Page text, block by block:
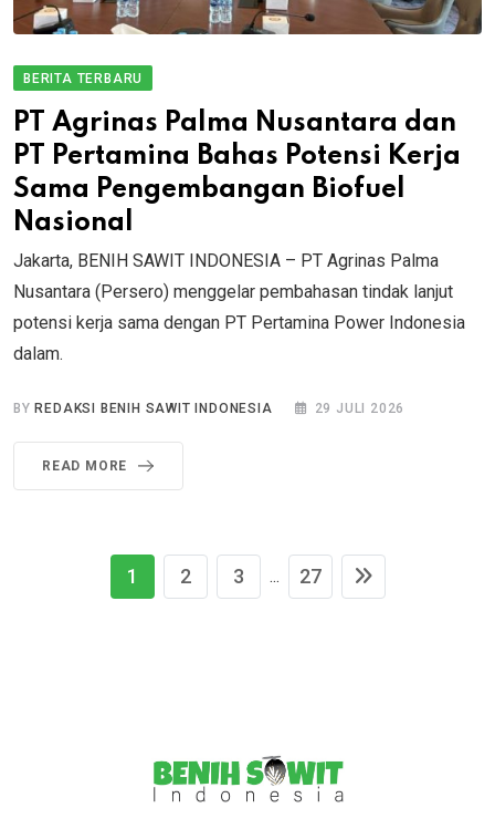
BERITA TERBARU
PT Agrinas Palma Nusantara dan
PT Pertamina Bahas Potensi Kerja
Sama Pengembangan Biofuel
Nasional
Jakarta, BENIH SAWIT INDONESIA – PT Agrinas Palma
Nusantara (Persero) menggelar pembahasan tindak lanjut
potensi kerja sama dengan PT Pertamina Power Indonesia
dalam.
BY REDAKSI BENIH SAWIT INDONESIA 29 JULI 2026
READ MORE
1 2 3 ... 27